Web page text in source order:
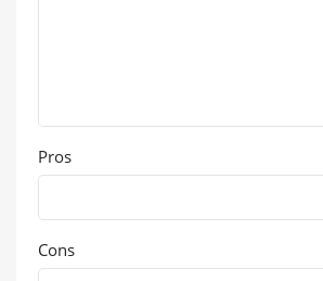
Pros
Cons